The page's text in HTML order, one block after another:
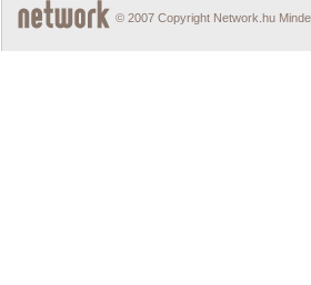
© 2007 Copyright Network.hu